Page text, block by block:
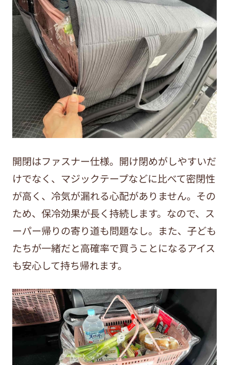
開閉はファスナー仕様。開け閉めがしやすいだ
けでなく、マジックテープなどに比べて密閉性
が高く、冷気が漏れる心配がありません。その
ため、保冷効果が長く持続します。なので、ス
ーパー帰りの寄り道も問題なし。また、子ども
たちが一緒だと高確率で買うことになるアイス
も安心して持ち帰れます。